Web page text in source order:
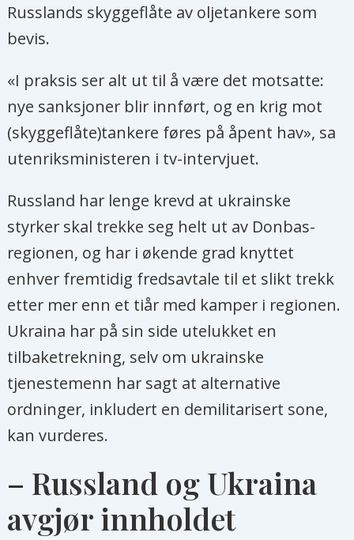
Russlands skyggeflåte av oljetankere som
bevis.
«I praksis ser alt ut til å være det motsatte:
nye sanksjoner blir innført, og en krig mot
(skyggeflåte)tankere føres på åpent hav», sa
utenriksministeren i tv-intervjuet.
Russland har lenge krevd at ukrainske
styrker skal trekke seg helt ut av Donbas-
regionen, og har i økende grad knyttet
enhver fremtidig fredsavtale til et slikt trekk
etter mer enn et tiår med kamper i regionen.
Ukraina har på sin side utelukket en
tilbaketrekning, selv om ukrainske
tjenestemenn har sagt at alternative
ordninger, inkludert en demilitarisert sone,
kan vurderes.
– Russland og Ukraina
avgjør innholdet